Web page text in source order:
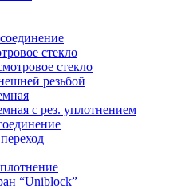
стекло
стекло
резьбой
с рез. уплотнением
“Uniblock”